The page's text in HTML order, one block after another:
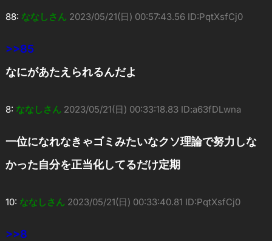
88: ななしさん 2023/05/21(日) 00:57:43.56 ID:PqtXsfCj0
>>85
なにがあたえられるんだよ
8: ななしさん 2023/05/21(日) 00:33:18.83 ID:a63fDLwna
一位になれなきゃゴミみたいなクソ理論で努力しな
かった自分を正当化してるだけ定期
10: ななしさん 2023/05/21(日) 00:33:40.81 ID:PqtXsfCj0
>>8